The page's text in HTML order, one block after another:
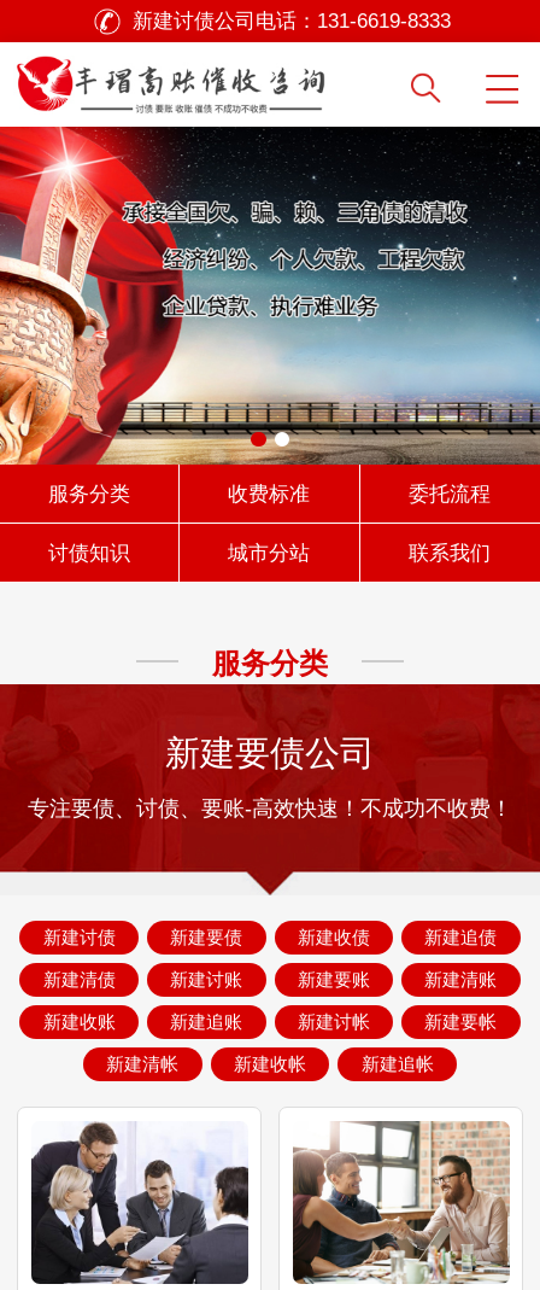
新建讨债公司电话： 131-6619-8333
服务分类 收费标准 委托流程
讨债知识 城市分站 联系我们
服务分类
新建要债公司
专注要债、讨债、要账-高效快速！不成功不收费！
新建讨债 新建要债 新建收债 新建追债
新建清债 新建讨账 新建要账 新建清账
新建收账 新建追账 新建讨帐 新建要帐
新建清帐 新建收帐 新建追帐